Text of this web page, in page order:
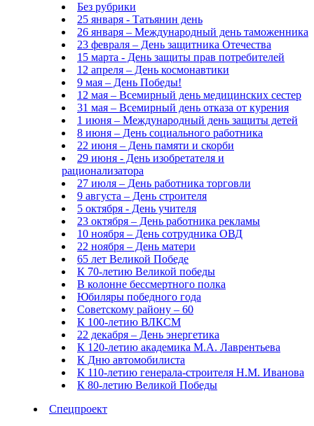
Без рубрики
25 января - Татьянин день
26 января – Международный день таможенника
23 февраля – День защитника Отечества
15 марта - День защиты прав потребителей
12 апреля – День космонавтики
9 мая – День Победы!
12 мая – Всемирный день медицинских сестер
31 мая – Всемирный день отказа от курения
1 июня – Международный день защиты детей
8 июня – День социального работника
22 июня – День памяти и скорби
29 июня - День изобретателя и
рационализатора
27 июля – День работника торговли
9 августа – День строителя
5 октября - День учителя
23 октября – День работника рекламы
10 ноября – День сотрудника ОВД
22 ноября – День матери
65 лет Великой Победе
К 70-летию Великой победы
В колонне бессмертного полка
Юбиляры победного года
Советскому району – 60
К 100-летию ВЛКСМ
22 декабря – День энергетика
К 120-летию академика М.А. Лаврентьева
К Дню автомобилиста
К 110-летию генерала-строителя Н.М. Иванова
К 80-летию Великой Победы
Спецпроект